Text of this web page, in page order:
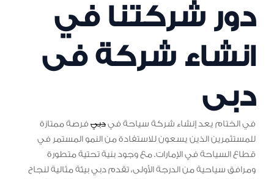
دور شركتنا في
انشاء شركة فى
دبى
في الختام يعد إنشاء شركة سياحة فيدبيفرصة ممتازة
للمستثمرين الذين يسعون للاستفادة من النمو المستمر في
قطاع السياحة في الإمارات. مع وجود بنية تحتية متطورة
ومرافق سياحية من الدرجة الأولى، تقدم دبي بيئة مثالية لنجاح